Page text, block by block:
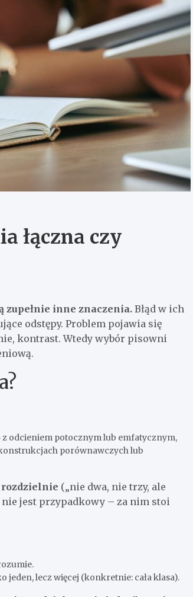
łączna czy
zupełnie inne znaczenia. Błąd w ich
odstępy. Problem pojawia się
kontrast. Wtedy wybór pisowni
z odcieniem potocznym lub emfatycznym,
porównawczych lub
rozdzielnie („nie dwa, nie trzy, ale
jest przypadkowy – za nim stoi
jeden, lecz więcej (konkretnie: cała klasa).